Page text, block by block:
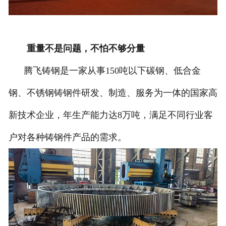
重量不是问题，不怕不够分量
腾飞铸钢是一家从事150吨以下碳钢、低合金
钢、不锈钢铸钢件研发、制造、服务为一体的国家高
新技术企业，年生产能力达8万吨，满足不同行业客
户对各种铸钢件产品的需求。